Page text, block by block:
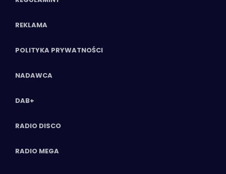
REKLAMA
POLITYKA PRYWATNOŚCI
NADAWCA
DAB+
RADIO DISCO
RADIO MEGA